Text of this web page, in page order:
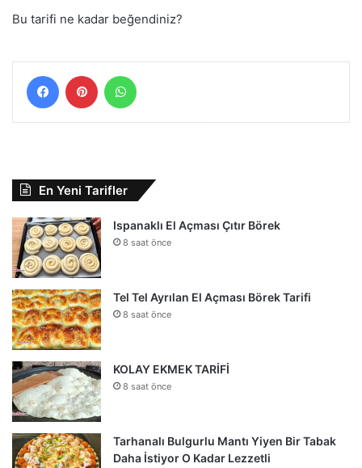
Bu tarifi ne kadar beğendiniz?
FacebookPinterest
En Yeni Tarifler
Ispanaklı El Açması Çıtır Börek
8 saat önce
Tel Tel Ayrılan El Açması Börek Tarifi
8 saat önce
KOLAY EKMEK TARİFİ
8 saat önce
Tarhanalı Bulgurlu Mantı Yiyen Bir Tabak
Daha İstiyor O Kadar Lezzetli